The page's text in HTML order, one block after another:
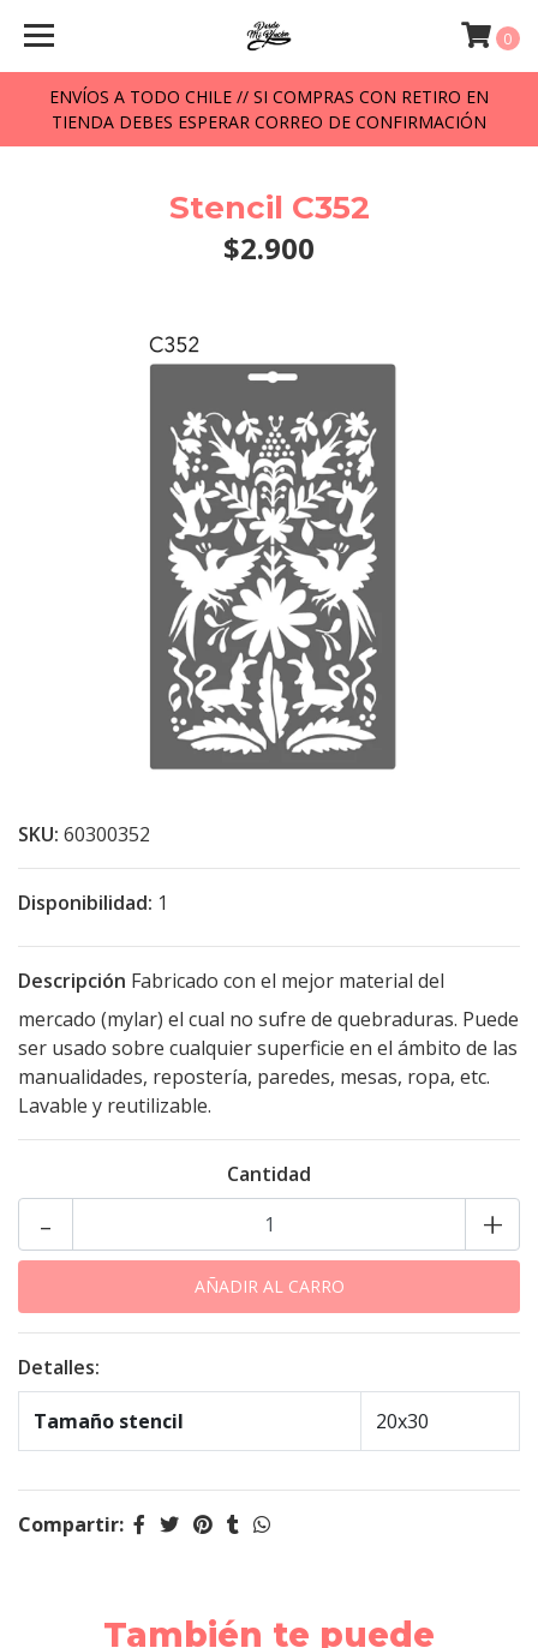
ENVÍOS A TODO CHILE // SI COMPRAS CON RETIRO EN
TIENDA DEBES ESPERAR CORREO DE CONFIRMACIÓN
0
Stencil C352
$2.900
SKU: 60300352
Disponibilidad: 1
Descripción Fabricado con el mejor material del
mercado (mylar) el cual no sufre de quebraduras. Puede
ser usado sobre cualquier superficie en el ámbito de las
manualidades, repostería, paredes, mesas, ropa, etc.
Lavable y reutilizable.
Cantidad
+
-
Detalles:
Tamaño stencil 20x30
Compartir:
También te puede